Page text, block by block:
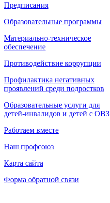
Предписания
Образовательные программы
Материально-техническое
обеспечение
Противодействие коррупции
Профилактика негативных
проявлений среди подростков
Образовательные услуги для
детей-инвалидов и детей с ОВЗ
Работаем вместе
Наш профсоюз
Карта сайта
Форма обратной связи